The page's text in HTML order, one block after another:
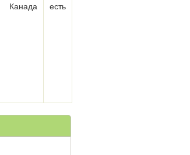
Канада есть